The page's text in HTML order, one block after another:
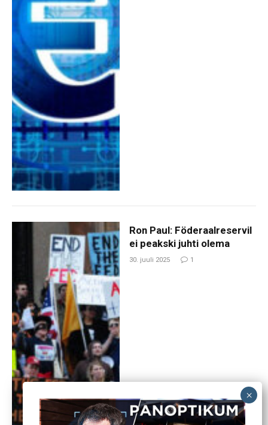
Ron Paul: Föderaalreservil
ei peakski juhti olema
30. juuli 2025 1